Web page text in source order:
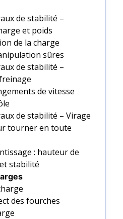
de stabilité –
et poids
de la charge
sûres
de stabilité –
de vitesse
de stabilité – Virage
tourner en toute
: hauteur de
stabilité
des fourches